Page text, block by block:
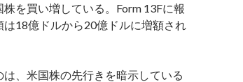
を買い増している。Form 13Fに報
18億ドルから20億ドルに増額され
、米国株の先行きを暗示している